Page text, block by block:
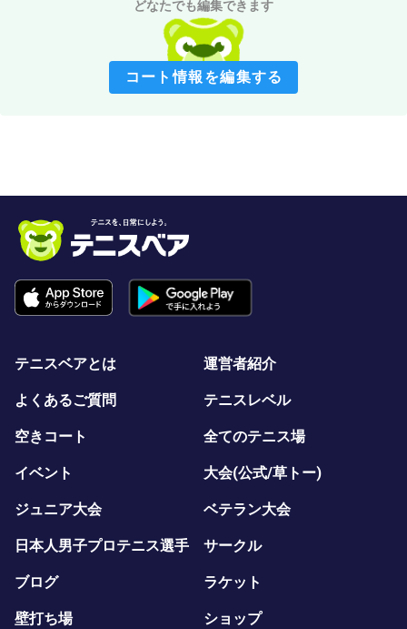
どなたでも編集できます
コート情報を編集する
テニスベアとは 運営者紹介
よくあるご質問 テニスレベル
空きコート 全てのテニス場
イベント 大会(公式/草トー)
ジュニア大会 ベテラン大会
日本人男子プロテニス選手 サークル
ブログ ラケット
壁打ち場 ショップ